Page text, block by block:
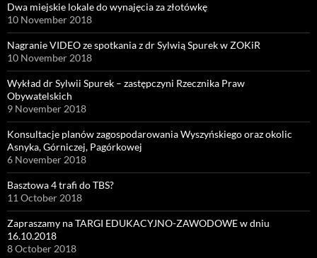
Dwa miejskie lokale do wynajęcia za złotówkę
10 November 2018
Nagranie VIDEO ze spotkania z dr Sylwią Spurek w ZOKiR
10 November 2018
Wykład dr Sylwii Spurek – zastępczyni Rzecznika Praw
Obywatelskich
9 November 2018
Konsultacje planów zagospodarowania Wyszyńskiego oraz okolic
Asnyka, Górniczej, Pagórkowej
6 November 2018
Basztowa 4 trafi do TBS?
11 October 2018
Zapraszamy na TARGI EDUKACYJNO-ZAWODOWE w dniu
16.10.2018
8 October 2018